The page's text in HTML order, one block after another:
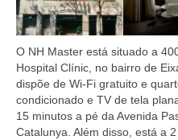
O NH Master está situado a
Hospital Clínic, no bairro de
dispõe de Wi-Fi gratuito e
condicionado e TV de tela
15 minutos a pé da Avenida
Catalunya. Além disso, está a